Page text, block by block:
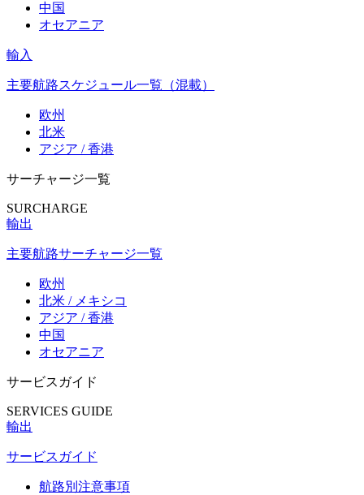
中国
オセアニア
輸入
主要航路スケジュール一覧（混載）
欧州
北米
アジア / 香港
サーチャージ一覧
SURCHARGE
輸出
主要航路サーチャージ一覧
欧州
北米 / メキシコ
アジア / 香港
中国
オセアニア
サービスガイド
SERVICES GUIDE
輸出
サービスガイド
航路別注意事項